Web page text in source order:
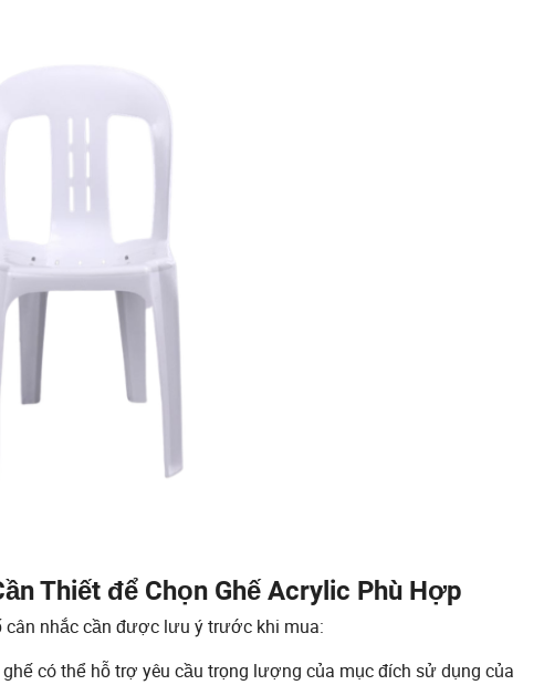
Thiết để Chọn Ghế Acrylic Phù Hợp
nhắc cần được lưu ý trước khi mua:
có thể hỗ trợ yêu cầu trọng lượng của mục đích sử dụng của